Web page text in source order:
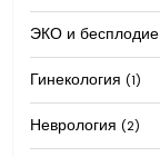
ЭКО и бесплодие
Гинекология (1)
Неврология (2)